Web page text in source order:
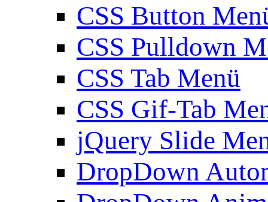
CSS Button
CSS Pulldown
CSS Tab Menü
CSS Gif-Tab
jQuery Slide
DropDown